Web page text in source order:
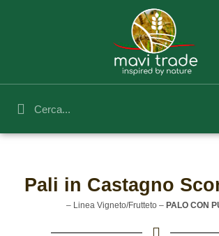
CercaCerca
Pali in Castagno
– Linea Vigneto/Frutteto – PALO CON